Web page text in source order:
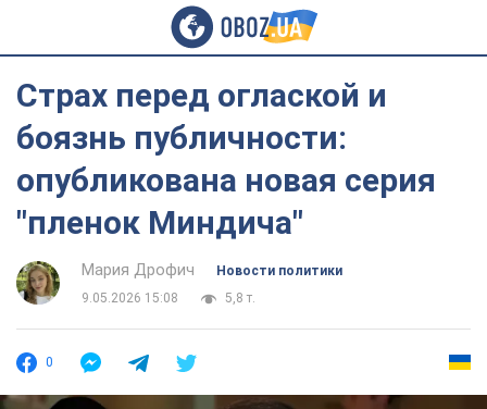
Страх перед оглаской и
боязнь публичности:
опубликована новая серия
"пленок Миндича"
Мария Дрофич
Новости политики
9.05.2026 15:08
5,8 т.
0